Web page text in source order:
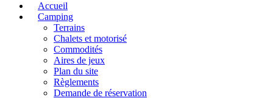
Accueil
Camping
Terrains
Chalets et motorisé
Commodités
Aires de jeux
Plan du site
Règlements
Demande de réservation